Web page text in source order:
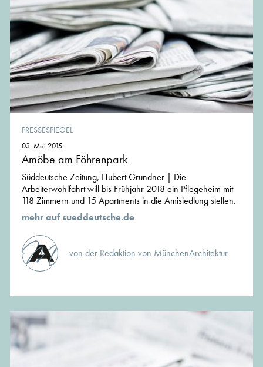
PRESSESPIEGEL
03. Mai 2015
Amöbe am Föhrenpark
Süddeutsche Zeitung, Hubert Grundner | Die
Arbeiterwohlfahrt will bis Frühjahr 2018 ein Pflegeheim mit
118 Zimmern und 15 Apartments in die Amisiedlung stellen.
mehr auf sueddeutsche.de
von der Redaktion von MünchenArchitektur